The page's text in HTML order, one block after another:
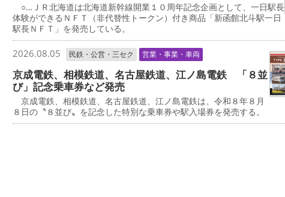
○…ＪＲ北海道は北海道新幹線開業１０周年記念企画として、一日駅長
体験ができるＮＦＴ（非代替性トークン）付き商品「新函館北斗駅一日
駅長ＮＦＴ」を発売している。
2026.08.05 民鉄・公営・三セク 営業・事業・車両
京成電鉄、相模鉄道、名古屋鉄道、江ノ島電鉄 「８並
び」記念乗車券など発売
京成電鉄、相模鉄道、名古屋鉄道、江ノ島電鉄は、令和８年８月
８日の〝８並び〟を記念した特別な乗車券や駅入場券を発売する。